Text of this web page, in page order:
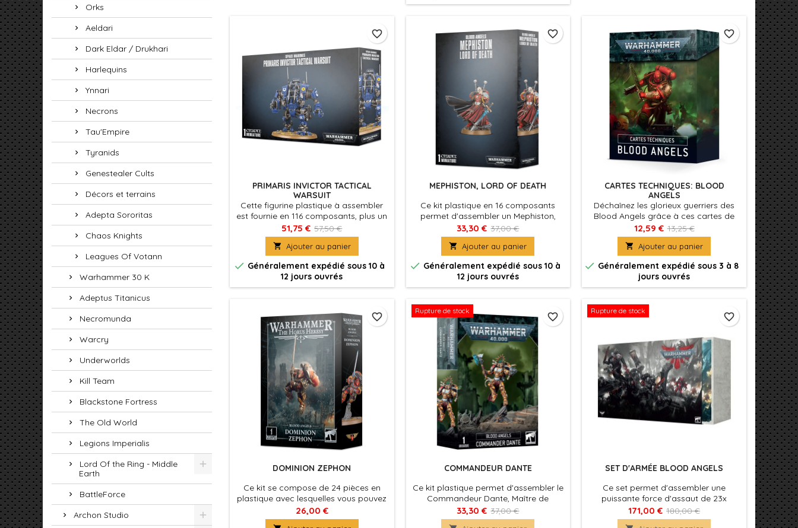
Orks
Aeldari
Dark Eldar / Drukhari
Harlequins
Ynnari
Necrons
Tau'Empire
Tyranids
Genestealer Cults
Décors et terrains
Adepta Sororitas
Chaos Knights
Leagues Of Votann
Warhammer 30 K
Adeptus Titanicus
Necromunda
Warcry
Underworlds
Kill Team
Blackstone Fortress
The Old World
Legions Imperialis
Lord Of the Ring - Middle
Earth
BattleForce
Archon Studio
PRIMARIS INVICTOR TACTICAL
WARSUIT
Cette figurine plastique à assembler
est fournie en 116 composants, plus un
socle rond Citadel de 90mm et une
planche de décalcomanies pour
véhicule Ultramarines. Vous trouverez
les règles complètes de l'Invictor
Tactical Warsuit dans le Codex: Space
Marines. L'Invictor Tactical Warsuit
peut aussi servir aux armées de Dark
51,75 € 57,50 €
 Ajouter au panier
 Généralement expédié sous 10 à
12 jours ouvrés
favorite_border
MEPHISTON, LORD OF DEATH
Ce kit plastique en 16 composants
permet d'assembler un Mephiston,
Lord of Death, et il est fourni avec un
socle rond Citadel de 40mm.
33,30 € 37,00 €
 Ajouter au panier
 Généralement expédié sous 10 à
12 jours ouvrés
favorite_border
CARTES TECHNIQUES: BLOOD
ANGELS
Déchaînez les glorieux guerriers des
Blood Angels grâce à ces cartes de
référence pratiques! Ce paquet
simplifie et accélère la consultation de
vos règles, pour choisir sans peine les
Stratagèmes et pouvoirs psychiques
appropriés lors de vos batailles.
12,59 € 13,25 €
 Ajouter au panier
 Généralement expédié sous 3 à 8
jours ouvrés
favorite_border
DOMINION ZEPHON
Ce kit se compose de 24 pièces en
plastique avec lesquelles vous pouvez
construire un Dominion Zephon. Fourni
avec 1 socle rond Citadel de 40mm.
26,00 €
favorite_border
Rupture de stock
COMMANDEUR DANTE
Ce kit plastique permet d'assembler le
Commandeur Dante, Maître de
Chapitre des Blood Angels.
33,30 € 37,00 €
favorite_border
Rupture de stock
SET D'ARMÉE BLOOD ANGELS
Ce set permet d'assembler une
puissante force d'assaut de 23x
figurines Citadel utilisables dans les
armées de Blood Angels pour les
171,00 € 180,00 €
favorite_border